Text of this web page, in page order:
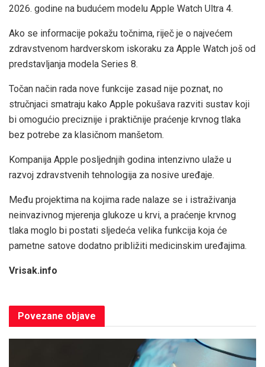
2026. godine na budućem modelu Apple Watch Ultra 4.
Ako se informacije pokažu točnima, riječ je o najvećem
zdravstvenom hardverskom iskoraku za Apple Watch još od
predstavljanja modela Series 8.
Točan način rada nove funkcije zasad nije poznat, no
stručnjaci smatraju kako Apple pokušava razviti sustav koji
bi omogućio preciznije i praktičnije praćenje krvnog tlaka
bez potrebe za klasičnom manšetom.
Kompanija Apple posljednjih godina intenzivno ulaže u
razvoj zdravstvenih tehnologija za nosive uređaje.
Među projektima na kojima rade nalaze se i istraživanja
neinvazivnog mjerenja glukoze u krvi, a praćenje krvnog
tlaka moglo bi postati sljedeća velika funkcija koja će
pametne satove dodatno približiti medicinskim uređajima.
Vrisak.info
Povezane objave